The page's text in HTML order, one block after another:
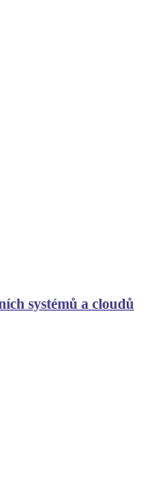
systémů a cloudů